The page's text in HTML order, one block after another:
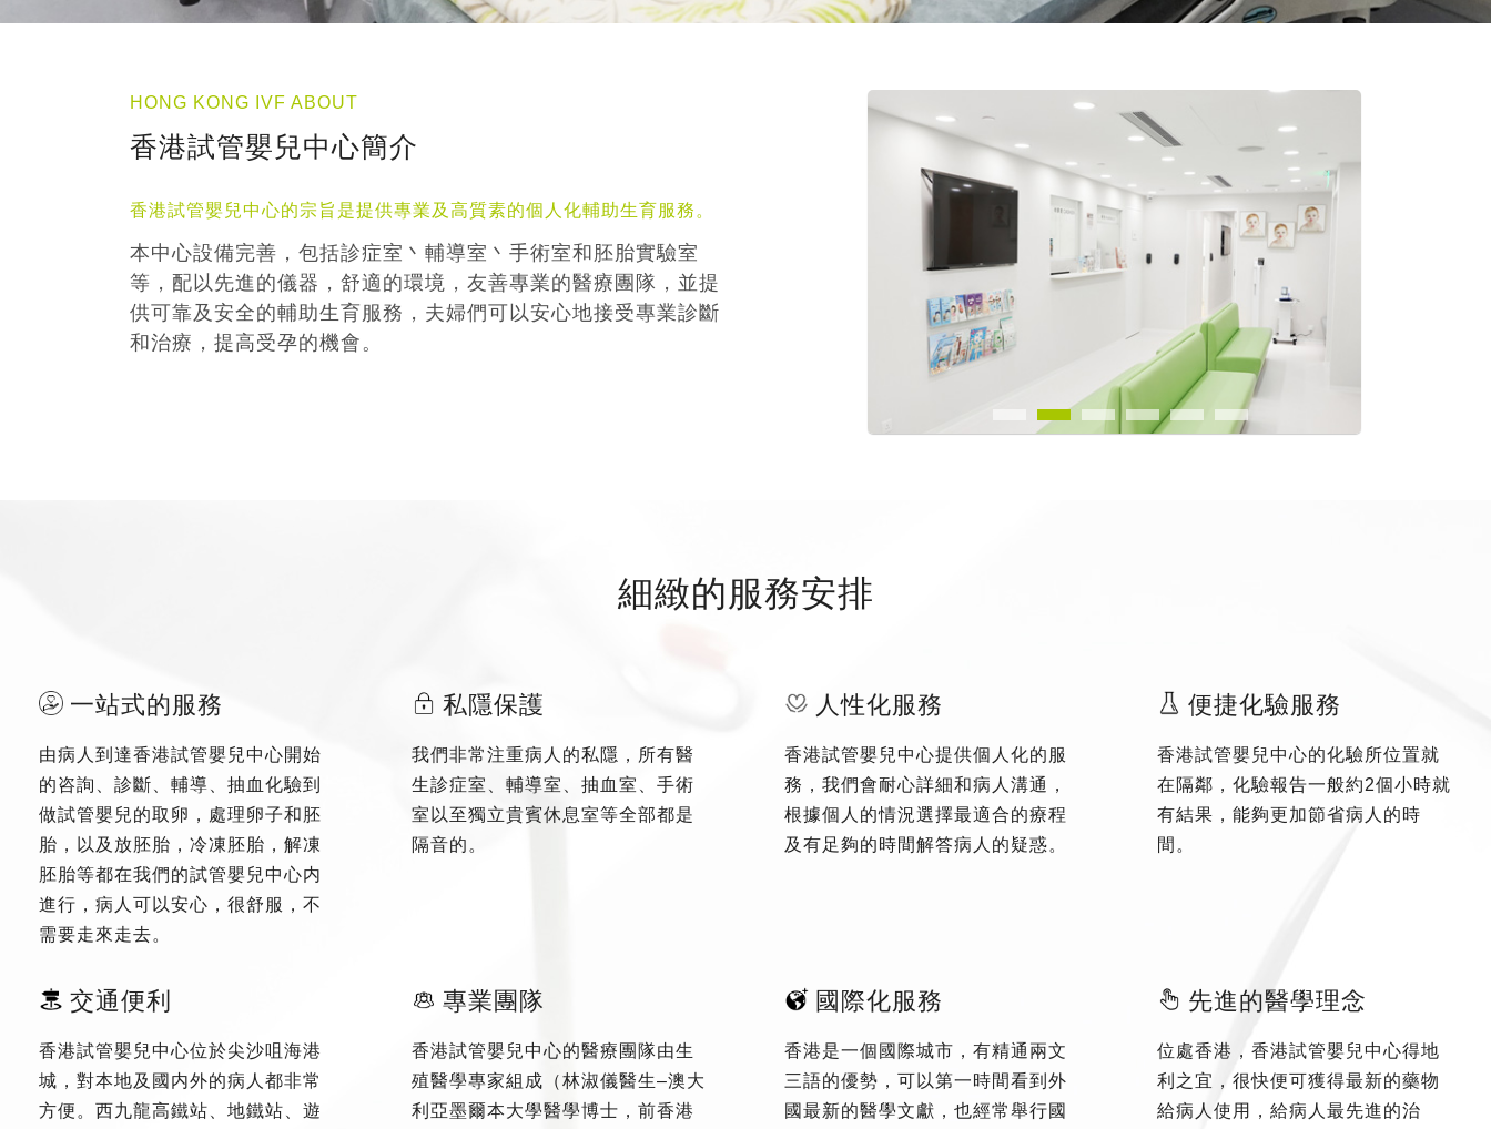
HONG KONG IVF ABOUT
香港試管嬰兒中心簡介
香港試管嬰兒中心的宗旨是提供專業及高質素的個人化輔助生育服務。
本中心設備完善，包括診症室丶輔導室丶手術室和胚胎實驗室
等，配以先進的儀器，舒適的環境，友善專業的醫療團隊，並提
供可靠及安全的輔助生育服務，夫婦們可以安心地接受專業診斷
和治療，提高受孕的機會。
細緻的服務安排
一站式的服務
由病人到達香港試管嬰兒中心開始
的咨詢、診斷、輔導、抽血化驗到
做試管嬰兒的取卵，處理卵子和胚
胎，以及放胚胎，冷凍胚胎，解凍
胚胎等都在我們的試管嬰兒中心内
進行，病人可以安心，很舒服，不
需要走來走去。
私隱保護
我們非常注重病人的私隱，所有醫
生診症室、輔導室、抽血室、手術
室以至獨立貴賓休息室等全部都是
隔音的。
人性化服務
香港試管嬰兒中心提供個人化的服
務，我們會耐心詳細和病人溝通，
根據個人的情況選擇最適合的療程
及有足夠的時間解答病人的疑惑。
便捷化驗服務
香港試管嬰兒中心的化驗所位置就
在隔鄰，化驗報告一般約2個小時就
有結果，能夠更加節省病人的時
間。
交通便利
香港試管嬰兒中心位於尖沙咀海港
城，對本地及國内外的病人都非常
方便。西九龍高鐵站、地鐵站、遊
專業團隊
香港試管嬰兒中心的醫療團隊由生
殖醫學專家組成（林淑儀醫生–澳大
利亞墨爾本大學醫學博士，前香港
國際化服務
香港是一個國際城市，有精通兩文
三語的優勢，可以第一時間看到外
國最新的醫學文獻，也經常舉行國
先進的醫學理念
位處香港，香港試管嬰兒中心得地
利之宜，很快便可獲得最新的藥物
給病人使用，給病人最先進的治